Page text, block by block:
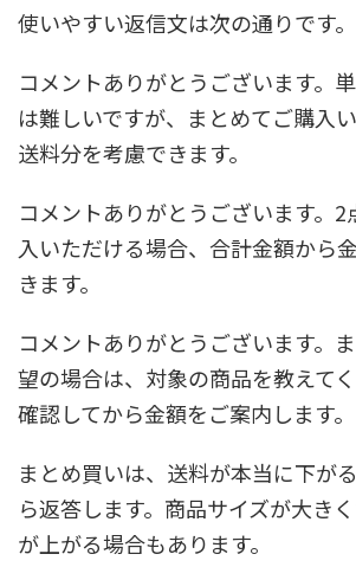
使いやすい返信文は次の通りです。
コメントありがとうございます。
は難しいですが、まとめてご購入
送料分を考慮できます。
コメントありがとうございます。
入いただける場合、合計金額から
きます。
コメントありがとうございます。
望の場合は、対象の商品を教えて
確認してから金額をご案内します。
まとめ買いは、送料が本当に下が
ら返答します。商品サイズが大き
が上がる場合もあります。